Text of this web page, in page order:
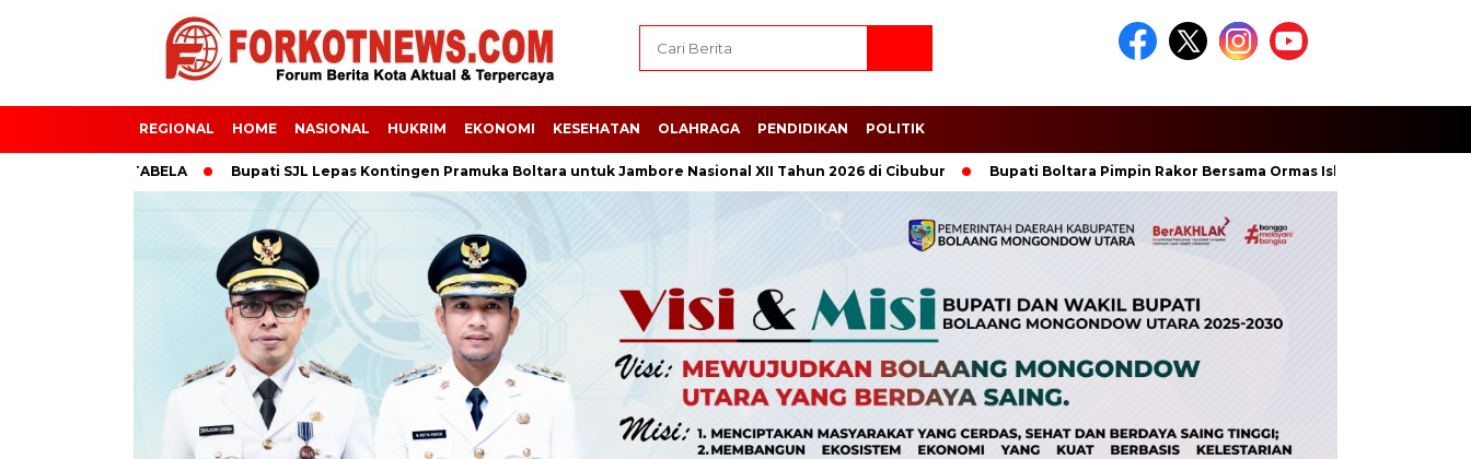
REGIONAL HOME NASIONAL HUKRIM EKONOMI KESEHATAN OLAHRAGA PENDIDIKAN POLITIK
Bupati SJL Lepas Kontingen Pramuka Boltara untuk Jambore Nasional XII Tahun 2026 di Cibubur Bupati Boltara Pimpin Rakor Bersama Ormas Islam, Perkuat Sinergi